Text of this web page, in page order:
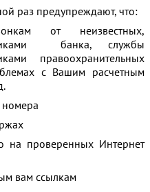
раз предупреждают, что:
от неизвестных,
банка, службы
правоохранительных
с Вашим расчетным
на проверенных Интернет
вам ссылкам